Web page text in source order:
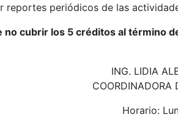
reportes periódicos de las
no cubrir los 5 créditos al término
ING. LIDIA
COORDINADORA
Horario: